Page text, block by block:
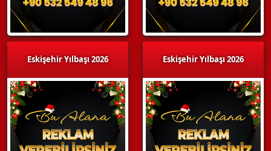
Eskişehir Yılbaşı 2026 Eskişehir Yılbaşı 2026